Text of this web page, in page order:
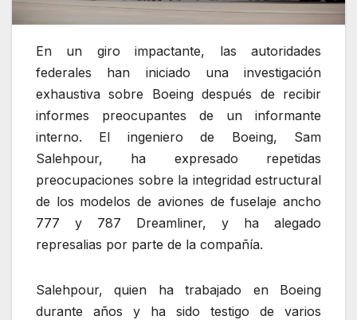
En un giro impactante, las autoridades
federales han iniciado una investigación
exhaustiva sobre Boeing después de recibir
informes preocupantes de un informante
interno. El ingeniero de Boeing, Sam
Salehpour, ha expresado repetidas
preocupaciones sobre la integridad estructural
de los modelos de aviones de fuselaje ancho
777 y 787 Dreamliner, y ha alegado
represalias por parte de la compañía.
Salehpour, quien ha trabajado en Boeing
durante años y ha sido testigo de varios